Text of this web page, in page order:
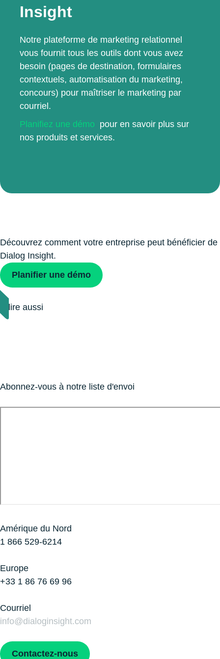
Insight
Notre plateforme de marketing relationnel
vous fournit tous les outils dont vous avez
besoin (pages de destination, formulaires
contextuels, automatisation du marketing,
concours) pour maîtriser le marketing par
courriel.
Planifiez une démo pour en savoir plus sur
nos produits et services.
Découvrez comment votre entreprise peut bénéficier de
Dialog Insight.
Planiﬁer une démo
À lire aussi
Abonnez-vous à notre liste d'envoi
Amérique du Nord
1 866 529-6214
Europe
+33 1 86 76 69 96
Courriel
info@dialoginsight.com
Contactez-nous